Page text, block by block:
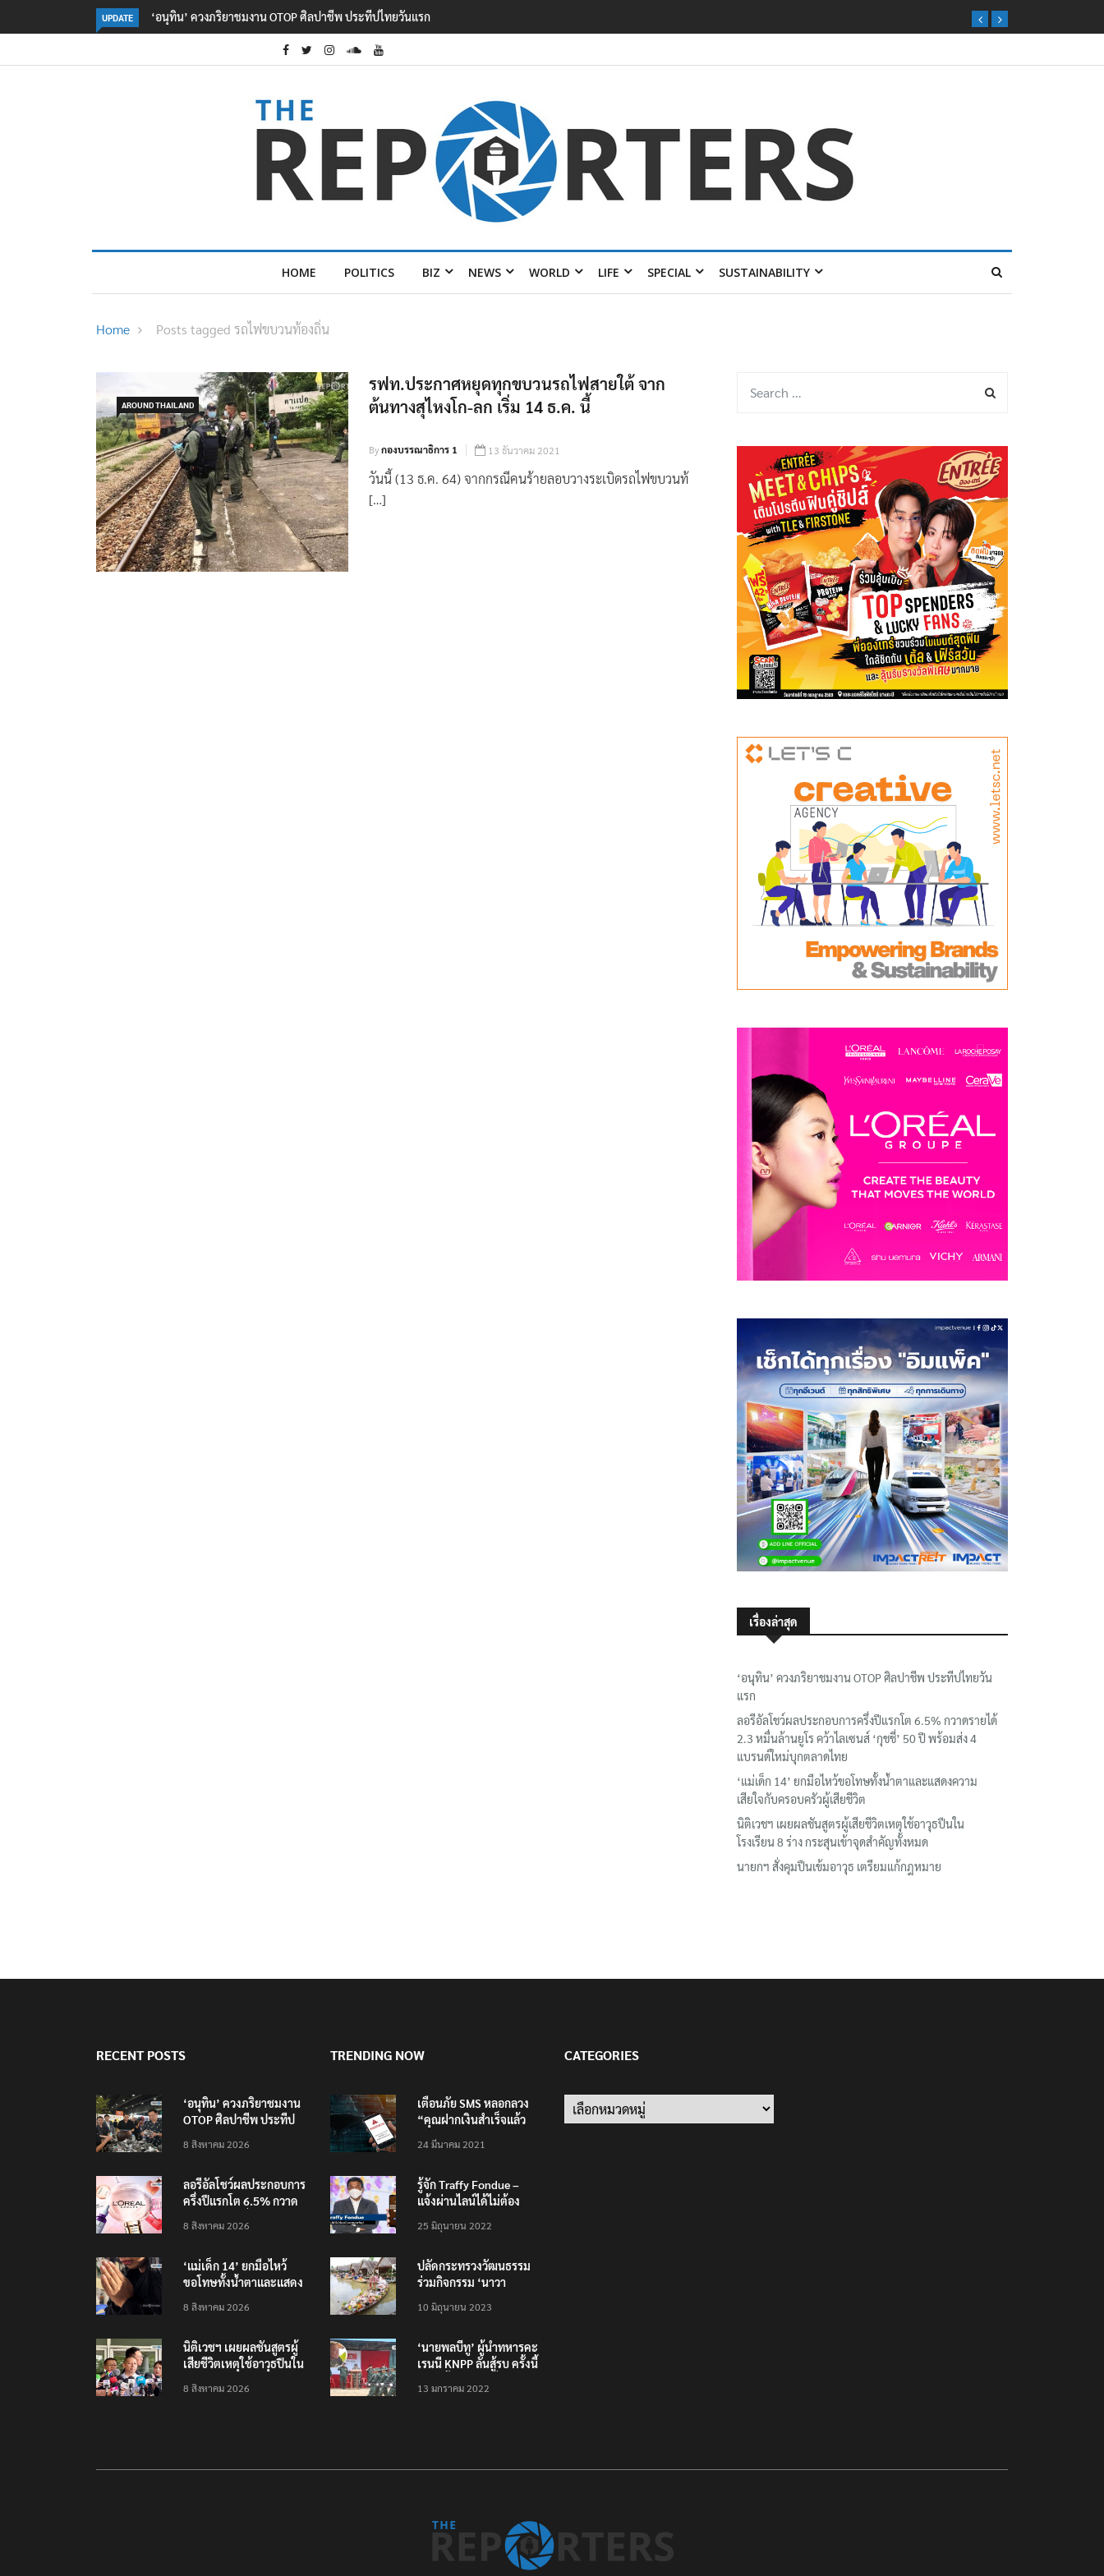
UPDATE
งาน OTOP ศิลปาชีพ ประทีปไทยวันแรกลอรีอัลโชว์ผลประกอบการครึ่งปีแรกโต 6.5% กวาดรายได้
2.3 หมื่นล้านยูโร คว้าไลเซนส์ ‘กุชชี่’ 50 ปี พร้อมส่ง 4 แบรนด์
HOME POLITICS BIZ NEWS WORLD LIFE SPECIAL SUSTAINABILITY
Home Posts tagged รถไฟขบวนท้องถิ่น
AROUND THAILAND
รฟท.ประกาศหยุดทุกขบวนรถไฟสายใต้ จาก
ต้นทางสุไหงโก-ลก เริ่ม 14 ธ.ค. นี้
Byกองบรรณาธิการ 1 13 ธันวาคม 2021
วันนี้ (13 ธ.ค. 64) จากกรณีคนร้ายลอบวางระเบิดรถไฟขบวนท้
[…]
เรื่องล่าสุด
‘อนุทิน’ ควงภริยาชมงาน OTOP ศิลปาชีพ ประทีปไทยวัน
แรก
ลอรีอัลโชว์ผลประกอบการครึ่งปีแรกโต 6.5% กวาดรายได้
2.3 หมื่นล้านยูโร คว้าไลเซนส์ ‘กุชชี่’ 50 ปี พร้อมส่ง 4
แบรนด์ใหม่บุกตลาดไทย
‘แม่เด็ก 14’ ยกมือไหว้ขอโทษทั้งน้ำตาและแสดงความ
เสียใจกับครอบครัวผู้เสียชีวิต
นิติเวชฯ เผยผลชันสูตรผู้เสียชีวิตเหตุใช้อาวุธปืนใน
โรงเรียน 8 ร่าง กระสุนเข้าจุดสำคัญทั้งหมด
นายกฯ สั่งคุมปืนเข้มอาวุธ เตรียมแก้กฎหมาย
RECENT POSTS
‘อนุทิน’ ควงภริยาชมงาน
OTOP ศิลปาชีพ ประทีป
8 สิงหาคม 2026
ลอรีอัลโชว์ผลประกอบการ
ครึ่งปีแรกโต 6.5% กวาด
คว้าไลเซนส์ ‘กุชชี่’ 50 ปี
ตลาดไทย
8 สิงหาคม 2026
‘แม่เด็ก 14’ ยกมือไหว้
ขอโทษทั้งน้ำตาและแสดง
เสียชีวิต
8 สิงหาคม 2026
นิติเวชฯ เผยผลชันสูตรผู้
เสียชีวิตเหตุใช้อาวุธปืนใน
จุดสำคัญทั้งหมด
8 สิงหาคม 2026
TRENDING NOW
เตือนภัย SMS หลอกลวง
“คุณฝากเงินสำเร็จแล้ว
200,000 บาท”
24 มีนาคม 2021
รู้จัก Traffy Fondue –
แจ้งผ่านไลน์ได้ไม่ต้อง
ทั่วไทย ไม่ใช่แค่ในกรุง
25 มิถุนายน 2022
ปลัดกระทรวงวัฒนธรรม
ร่วมกิจกรรม ‘นาวา
ตักบาตรทางน้ำ
10 มิถุนายน 2023
‘นายพลบีทู’ ผู้นำทหารคะ
เรนนี KNPP ลั่นสู้รบ ครั้งนี้
ประชาชนต้องชนะ
13 มกราคม 2022
CATEGORIES
Categories